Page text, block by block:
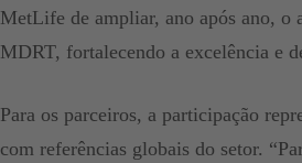
MetLife de ampliar, ano após ano, o
MDRT, fortalecendo a excelência e
Para os parceiros, a participação
com referências globais do setor.